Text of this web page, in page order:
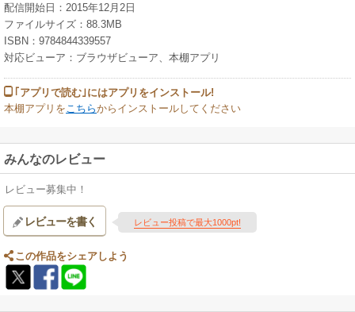
配信開始日：2015年12月2日
ファイルサイズ：88.3MB
ISBN：9784844339557
対応ビューア：ブラウザビューア、本棚アプリ
｢アプリで読む｣にはアプリをインストール!
本棚アプリを こちらからインストールしてください
みんなのレビュー
レビュー募集中！
レビューを書く レビュー投稿で最大1000pt!
この作品をシェアしよう